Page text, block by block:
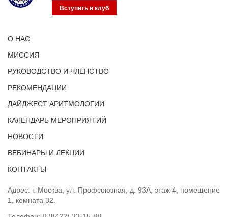
Вступить в клуб
О НАС
МИССИЯ
РУКОВОДСТВО И ЧЛЕНСТВО
РЕКОМЕНДАЦИИ
ДАЙДЖЕСТ АРИТМОЛОГИИ
КАЛЕНДАРЬ МЕРОПРИЯТИЙ
НОВОСТИ
ВЕБИНАРЫ И ЛЕКЦИИ
КОНТАКТЫ
Адрес: г. Москва, ул. Профсоюзная, д. 93А, этаж 4, помещение
1, комната 32.